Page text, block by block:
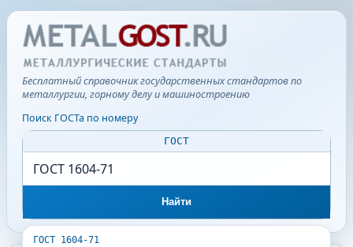
Бесплатный справочник государственных стандартов по
металлургии, горному делу и машиностроению
Поиск ГОСТа по номеру
ГОСТ
Найти
ГОСТ 1604-71